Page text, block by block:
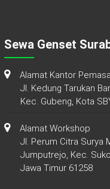
Sewa Genset
Alamat Kantor
Jl. Kedung Tarukan
Kec. Gubeng, Kota
Alamat Workshop
Jl. Perum Citra Surya
Jumputrejo, Kec.
Jawa Timur 61258